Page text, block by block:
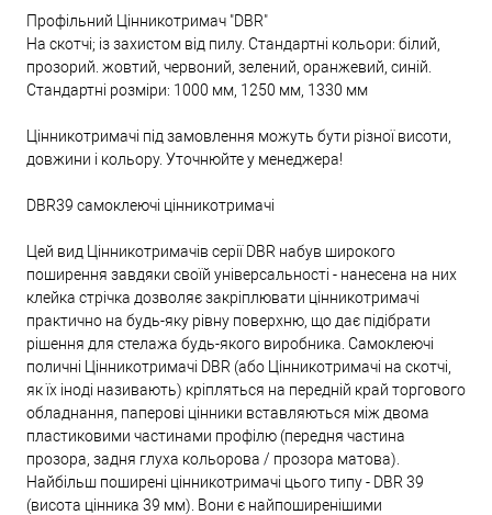
Профільний Цінникотримач "DBR"
На скотчі; із захистом від пилу. Стандартні кольори: білий,
прозорий. жовтий, червоний, зелений, оранжевий, синій.
Стандартні розміри: 1000 мм, 1250 мм, 1330 мм
Цінникотримачі під замовлення можуть бути різної висоти,
довжини і кольору. Уточнюйте у менеджера!
DBR39 самоклеючі цінникотримачі
Цей вид Цінникотримачів серії DBR набув широкого
поширення завдяки своїй універсальності - нанесена на них
клейка стрічка дозволяє закріплювати цінникотримачі
практично на будь-яку рівну поверхню, що дає підібрати
рішення для стелажа будь-якого виробника. Самоклеючі
поличні Цінникотримачі DBR (або Цінникотримачі на скотчі,
як їх іноді називають) кріпляться на передній край торгового
обладнання, паперові цінники вставляються між двома
пластиковими частинами профілю (передня частина
прозора, задня глуха кольорова / прозора матова).
Найбільш поширені цінникотримачі цього типу - DBR 39
(висота цінника 39 мм). Вони є найпоширенішими